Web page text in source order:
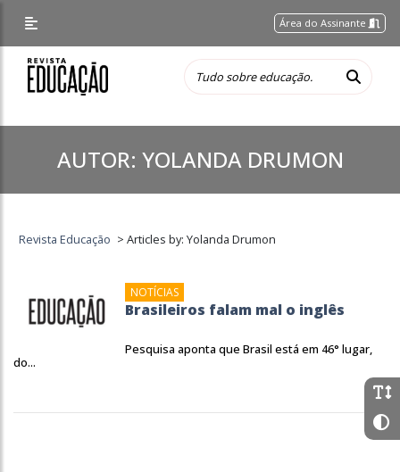
Área do Assinante
AUTOR: YOLANDA DRUMON
Revista Educação > Articles by: Yolanda Drumon
NOTÍCIAS
Brasileiros falam mal o inglês
Pesquisa aponta que Brasil está em 46° lugar,
do...